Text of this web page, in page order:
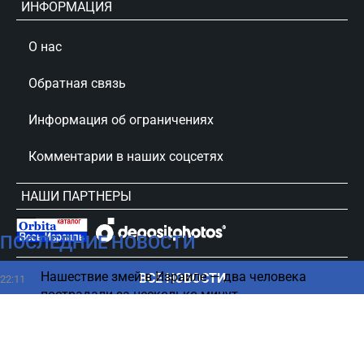
ПОСЛЕДНИЕ НОВОСТИ
22:11
Нашествие змей в Израиле — два человека
пострадали за несколько минут
ВСЕ НОВОСТИ
ИНФОРМАЦИЯ
О нас
Обратная связь
Информация об ограничениях
Комментарии в наших соцсетях
НАШИ ПАРТНЕРЫ
сursorinfo.co.il © Все права защищены